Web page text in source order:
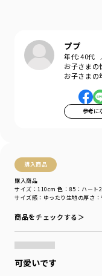
ププ
年代:40代
お子さまの
お子さまの
参考に
購入商品
購入商品
サイズ感 ：ゆったり 生地の厚さ
サイズ：110cm 色：85：ハート
商品をチェックする＞
可愛いです
デイリーウェアをご提案す
伸縮性：あり
91ケーキ2-キナリ/や
92ワッフル-キナリ/
＃お揃い＃お揃いコーデ
＃ペア＃ペアコーデ
＃リンク＃リンクコーデ
＃ユニセックス＃スウェッ
着用イメージ/カラー：31：
モデル：身長105.0cm 体重
サイズ：サイズ110